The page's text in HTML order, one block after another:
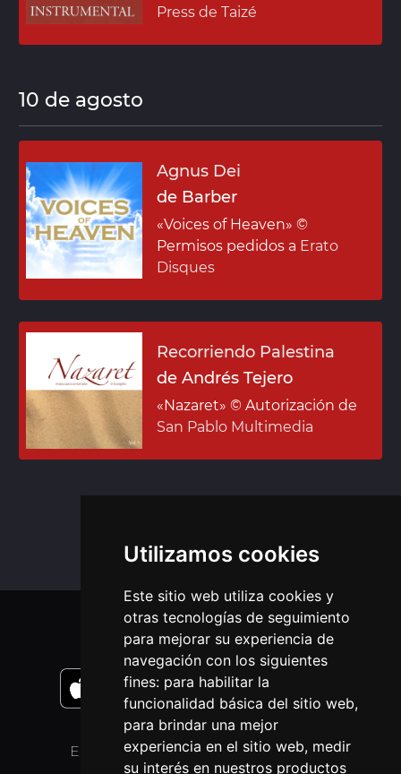
Utilizamos cookies
Este sitio web utiliza cookies y
otras tecnologías de seguimiento
para mejorar su experiencia de
navegación con los siguientes
fines: para habilitar la
funcionalidad básica del sitio web,
para brindar una mejor
experiencia en el sitio web, medir
su interés en nuestros productos
Press de Taizé
10 de agosto
Agnus Dei
de Barber
«Voices of Heaven» ©
Permisos pedidos a Erato
Disques
Recorriendo Palestina
de Andrés Tejero
«Nazaret» © Autorización de
San Pablo Multimedia
APLICACIONES MÓVIL
ENLACES OTROS IDIOMAS